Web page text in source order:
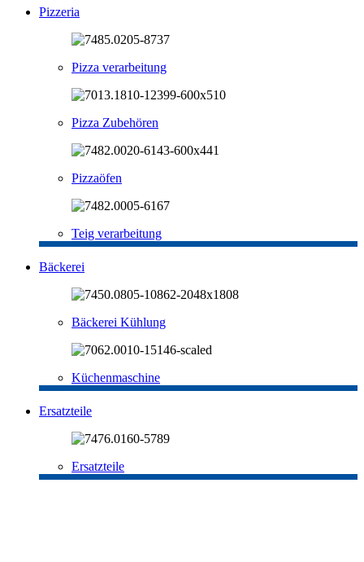
Pizzeria
Pizza verarbeitung
Pizza Zubehören
Pizzaöfen
Teig verarbeitung
Bäckerei
Bäckerei Kühlung
Küchenmaschine
Ersatzteile
Ersatzteile